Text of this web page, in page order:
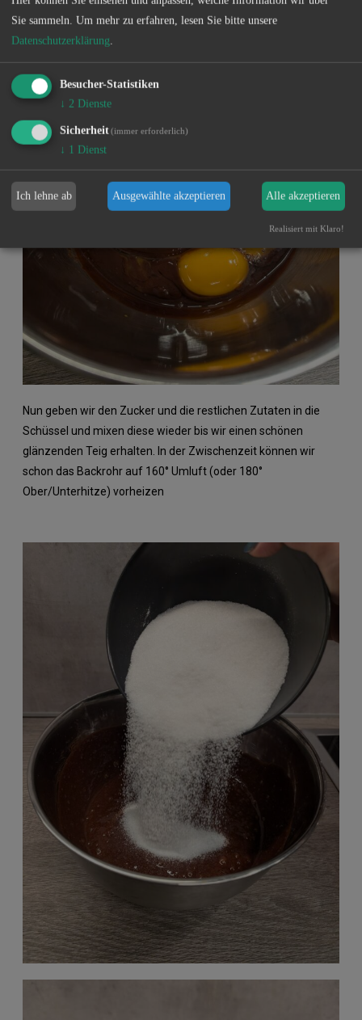
Nun geben wir den Zucker und die restlichen Zutaten in die
Schüssel und mixen diese wieder bis wir einen schönen
glänzenden Teig erhalten. In der Zwischenzeit können wir
schon das Backrohr auf 160° Umluft (oder 180°
Ober/Unterhitze) vorheizen
Sie sammeln. Um mehr zu erfahren, lesen Sie bitte unsere
Datenschutzerklärung.
Besucher-Statistiken
↓ 2 Dienste
Sicherheit(immer erforderlich)
↓ 1 Dienst
Ich lehne ab Ausgewählte akzeptieren Alle akzeptieren
Realisiert mit Klaro!